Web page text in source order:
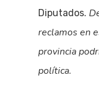
Diputados.
reclamos en
provincia
política.